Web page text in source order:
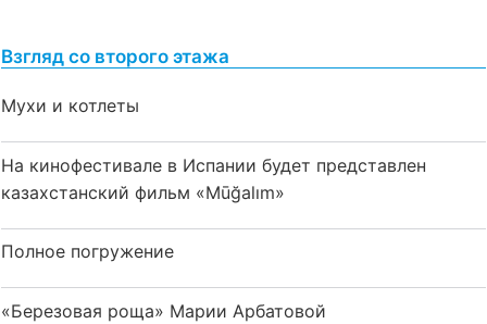
Взгляд со второго этажа
Мухи и котлеты
На кинофестивале в Испании будет представлен
казахстанский фильм «Mūğalım»
Полное погружение
«Березовая роща» Марии Арбатовой